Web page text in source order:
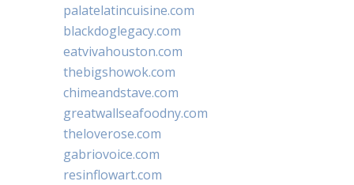
palatelatincuisine.com
blackdoglegacy.com
eatvivahouston.com
thebigshowok.com
chimeandstave.com
greatwallseafoodny.com
theloverose.com
gabriovoice.com
resinflowart.com